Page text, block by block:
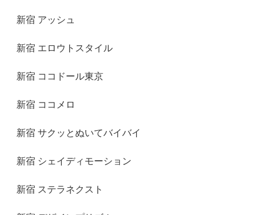
新宿 アッシュ
新宿 エロウトスタイル
新宿 ココドール東京
新宿 ココメロ
新宿 サクッとぬいてバイバイ
新宿 シェイディモーション
新宿 ステラネクスト